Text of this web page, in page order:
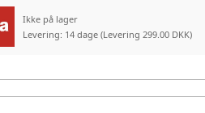
Ikke på lager
Levering: 14 dage(Levering 299.00 DKK)